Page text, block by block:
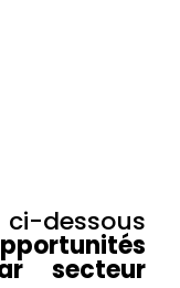
dessous
secteur